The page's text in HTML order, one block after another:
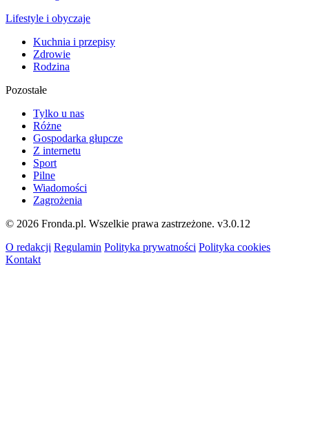
Lifestyle i obyczaje
Kuchnia i przepisy
Zdrowie
Rodzina
Pozostałe
Tylko u nas
Różne
Gospodarka głupcze
Z internetu
Sport
Pilne
Wiadomości
Zagrożenia
© 2026 Fronda.pl. Wszelkie prawa zastrzeżone. v3.0.12
O redakcji Regulamin Polityka prywatności Polityka cookies
Kontakt